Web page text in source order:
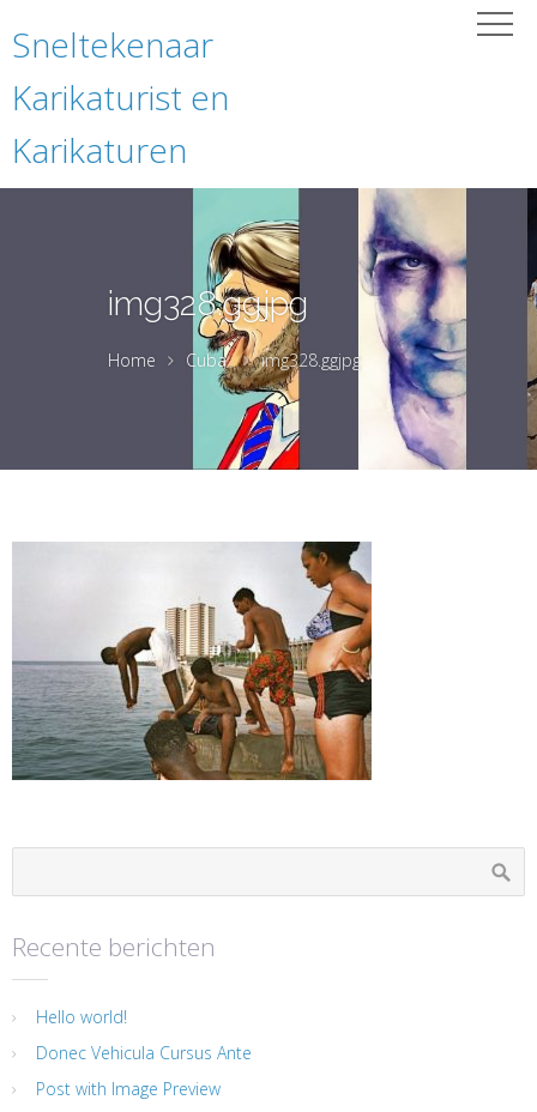
Sneltekenaar
Karikaturist en
Karikaturen
img328.ggjpg
Home Cuba img328.ggjpg
Recente berichten
Hello world!
Donec Vehicula Cursus Ante
Post with Image Preview